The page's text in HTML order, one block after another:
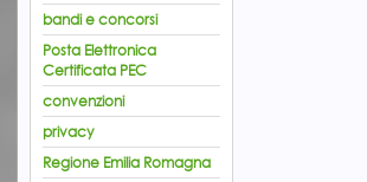
bandi e concorsi
Posta Elettronica
Certificata PEC
convenzioni
privacy
Regione Emilia Romagna